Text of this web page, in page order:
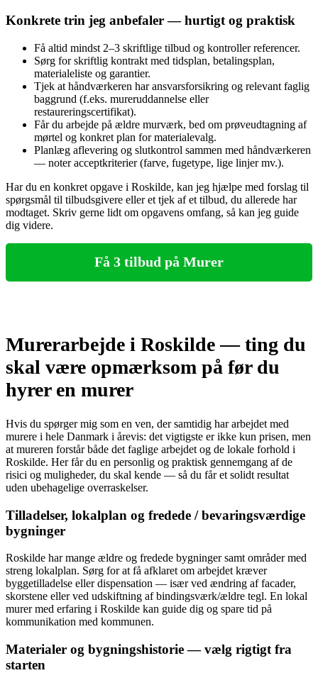
Konkrete trin jeg anbefaler — hurtigt og praktisk
Få altid mindst 2–3 skriftlige tilbud og kontroller referencer.
Sørg for skriftlig kontrakt med tidsplan, betalingsplan,
materialeliste og garantier.
Tjek at håndværkeren har ansvarsforsikring og relevant faglig
baggrund (f.eks. mureruddannelse eller
restaureringscertifikat).
Får du arbejde på ældre murværk, bed om prøveudtagning af
mørtel og konkret plan for materialevalg.
Planlæg aflevering og slutkontrol sammen med håndværkeren
— noter acceptkriterier (farve, fugetype, lige linjer mv.).
Har du en konkret opgave i Roskilde, kan jeg hjælpe med forslag til
spørgsmål til tilbudsgivere eller et tjek af et tilbud, du allerede har
modtaget. Skriv gerne lidt om opgavens omfang, så kan jeg guide
dig videre.
Få 3 tilbud på Murer
Murerarbejde i Roskilde — ting du
skal være opmærksom på før du
hyrer en murer
Hvis du spørger mig som en ven, der samtidig har arbejdet med
murere i hele Danmark i årevis: det vigtigste er ikke kun prisen, men
at mureren forstår både det faglige arbejdet og de lokale forhold i
Roskilde. Her får du en personlig og praktisk gennemgang af de
risici og muligheder, du skal kende — så du får et solidt resultat
uden ubehagelige overraskelser.
Tilladelser, lokalplan og fredede / bevaringsværdige
bygninger
Roskilde har mange ældre og fredede bygninger samt områder med
streng lokalplan. Sørg for at få afklaret om arbejdet kræver
byggetilladelse eller dispensation — især ved ændring af facader,
skorstene eller ved udskiftning af bindingsværk/ældre tegl. En lokal
murer med erfaring i Roskilde kan guide dig og spare tid på
kommunikation med kommunen.
Materialer og bygningshistorie — vælg rigtigt fra
starten